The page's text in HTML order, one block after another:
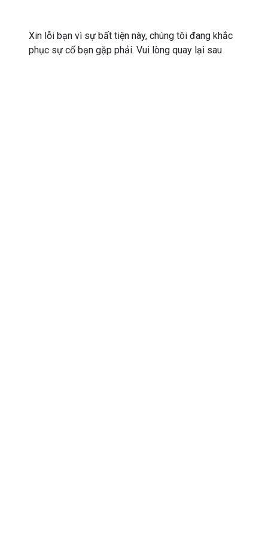
Xin lỗi bạn vì sự bất tiện này, chúng tôi đang khắc
phục sự cố bạn gặp phải. Vui lòng quay lại sau